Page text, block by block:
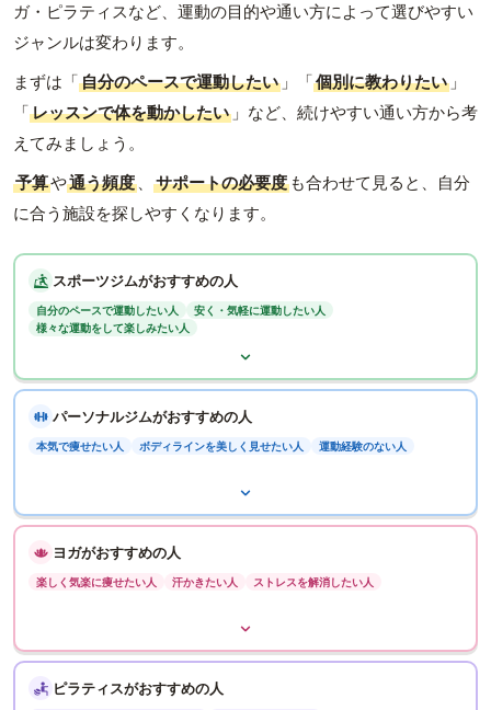
ガ・ピラティスなど、運動の目的や通い方によって選びやすい
ジャンルは変わります。
まずは「自分のペースで運動したい 」「個別に教わりたい 」
「レッスンで体を動かしたい 」など、続けやすい通い方から考
えてみましょう。
予算や通う頻度 、 サポートの必要度 も合わせて見ると、自分
に合う施設を探しやすくなります。
スポーツジムがおすすめの人
自分のペースで運動したい人
安く・気軽に運動したい人
様々な運動をして楽しみたい人
パーソナルジムがおすすめの人
本気で痩せたい人 ボディラインを美しく見せたい人 運動経験のない人
ヨガがおすすめの人
楽しく気楽に痩せたい人 汗かきたい人 ストレスを解消したい人
ピラティスがおすすめの人